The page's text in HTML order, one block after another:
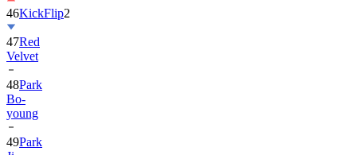
47Red
Velvet
48Park
Bo-
young
49Park
Ji-
hoon